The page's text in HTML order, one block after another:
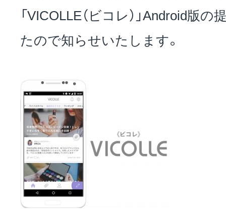
サステナビリティ
投資家情報
お問い合わせ
EVENT
「VICOLLE（ビコレ）」Android版
たので知らせいたします。